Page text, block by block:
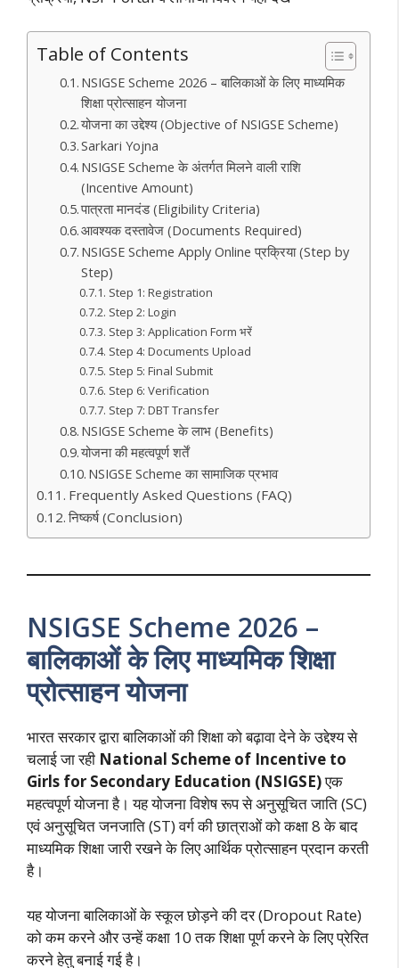
p k a
n
Table of Contents
NSIGSE Scheme 2026 – बालिकाओं के लिए माध्यमिक
शिक्षा प्रोत्साहन योजना
योजना का उद्देश्य (Objective of NSIGSE Scheme)
Sarkari Yojna
NSIGSE Scheme के अंतर्गत मिलने वाली राशि
(Incentive Amount)
पात्रता मानदंड (Eligibility Criteria)
आवश्यक दस्तावेज (Documents Required)
NSIGSE Scheme Apply Online प्रक्रिया (Step by
Step)
Step 1: Registration
Step 2: Login
Step 3: Application Form भरें
Step 4: Documents Upload
Step 5: Final Submit
Step 6: Verification
Step 7: DBT Transfer
NSIGSE Scheme के लाभ (Benefits)
योजना की महत्वपूर्ण शर्तें
NSIGSE Scheme का सामाजिक प्रभाव
Frequently Asked Questions (FAQ)
निष्कर्ष (Conclusion)
NSIGSE Scheme 2026 –
बालिकाओं के लिए माध्यमिक शिक्षा
प्रोत्साहन योजना
भारत सरकार द्वारा बालिकाओं की शिक्षा को बढ़ावा देने के उद्देश्य से
चलाई जा रही National Scheme of Incentive to
Girls for Secondary Education (NSIGSE)एक
महत्वपूर्ण योजना है। यह योजना विशेष रूप से अनुसूचित जाति (SC)
एवं अनुसूचित जनजाति (ST) वर्ग की छात्राओं को कक्षा 8 के बाद
माध्यमिक शिक्षा जारी रखने के लिए आर्थिक प्रोत्साहन प्रदान करती
है।
यह योजना बालिकाओं के स्कूल छोड़ने की दर (Dropout Rate)
को कम करने और उन्हें कक्षा 10 तक शिक्षा पूर्ण करने के लिए प्रेरित
करने हेतु बनाई गई है।